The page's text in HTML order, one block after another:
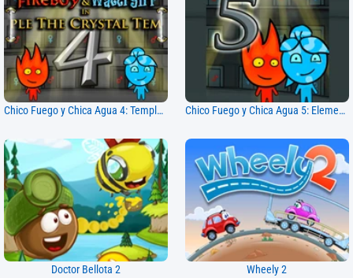
Chico Fuego y Chica Agua 4: Templo de Cristal Chico Fuego y Chica Agua 5: Elementos
Doctor Bellota 2 Wheely 2